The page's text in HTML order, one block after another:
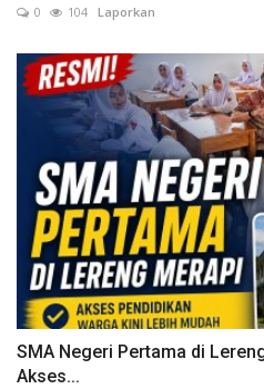
0
104 Laporkan
SMA Negeri Pertama di
Akses...